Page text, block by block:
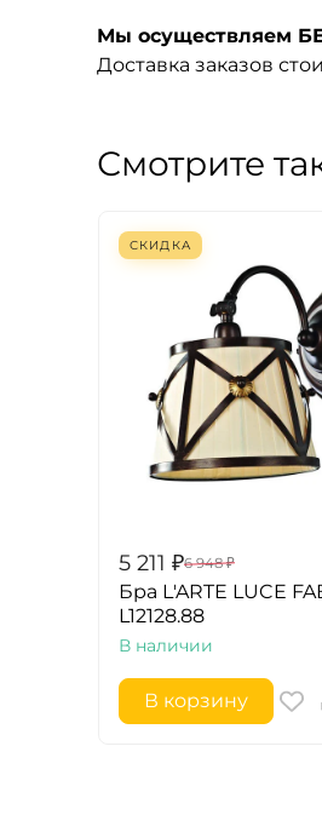
Мы осуществляем
Доставка заказов
Смотрите
СКИДКА
5 211 ₽6 948 ₽
Бра L'ARTE LUCE
L12128.88
В наличии
В корзину